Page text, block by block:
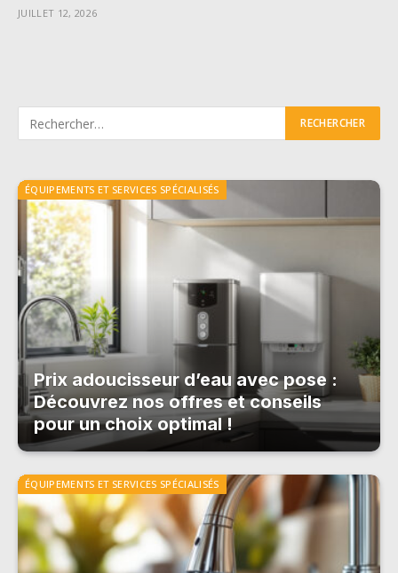
JUILLET 12, 2026
ÉQUIPEMENTS ET SERVICES SPÉCIALISÉS
Prix adoucisseur d’eau avec pose :
Découvrez nos offres et conseils
pour un choix optimal !
ÉQUIPEMENTS ET SERVICES SPÉCIALISÉS